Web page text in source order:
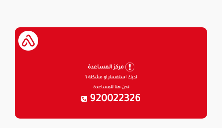
مركز المساعدة
لديك استفسار او مشكلة ؟
نحن هنا للمساعدة
920022326